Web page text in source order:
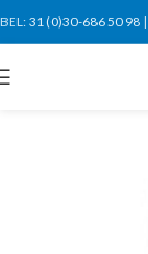
BEL:31 (0)30-686 50 98 |